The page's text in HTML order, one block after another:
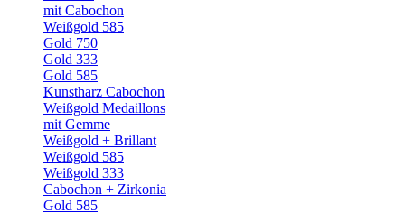
mit Cabochon
Weißgold 585
Gold 750
Gold 333
Gold 585
Kunstharz Cabochon
Weißgold Medaillons
mit Gemme
Weißgold + Brillant
Weißgold 585
Weißgold 333
Cabochon + Zirkonia
Gold 585